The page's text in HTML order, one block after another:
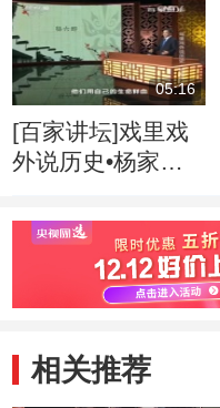
05:16
[百家讲坛]戏里戏
外说历史•杨家将
相关推荐